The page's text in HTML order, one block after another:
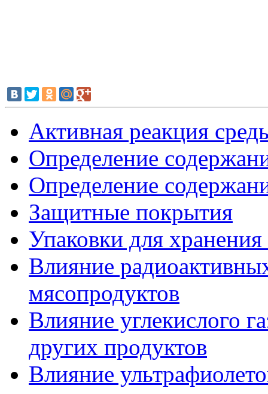
Активная реакция
Определение
Определение
Защитные покрытия
Упаковки для
Влияние
мясопродуктов
Влияние углекислого
других продуктов
Влияние